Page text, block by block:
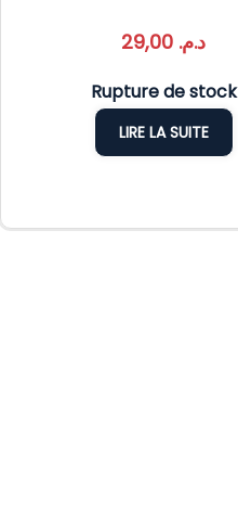
د.م.
Rupture de stock
LIRE LA SUITE